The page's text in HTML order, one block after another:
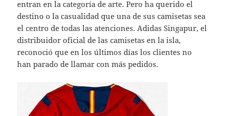
entran en la categoría de arte. Pero ha querido el
destino o la casualidad que una de sus camisetas sea
el centro de todas las atenciones. Adidas Singapur, el
distribuidor oficial de las camisetas en la isla,
reconoció que en los últimos días los clientes no
han parado de llamar con más pedidos.